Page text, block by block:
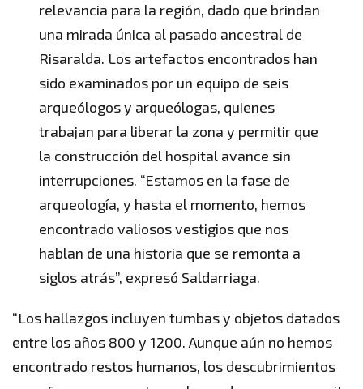
relevancia para la región, dado que brindan
una mirada única al pasado ancestral de
Risaralda. Los artefactos encontrados han
sido examinados por un equipo de seis
arqueólogos y arqueólogas, quienes
trabajan para liberar la zona y permitir que
la construcción del hospital avance sin
interrupciones. “Estamos en la fase de
arqueología, y hasta el momento, hemos
encontrado valiosos vestigios que nos
hablan de una historia que se remonta a
siglos atrás”, expresó Saldarriaga.
“Los hallazgos incluyen tumbas y objetos datados
entre los años 800 y 1200. Aunque aún no hemos
encontrado restos humanos, los descubrimientos